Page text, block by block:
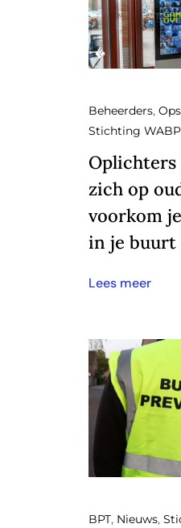
Beheerders,
Stichting WABP
zich op
voorkom
in je buurt
Lees meer
BPT, Nieuws,